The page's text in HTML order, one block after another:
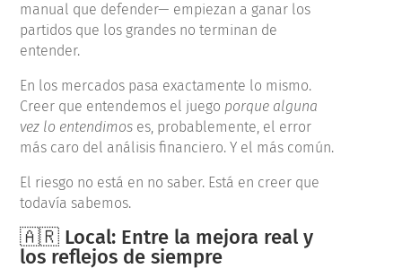
manual que defender— empiezan a ganar los
partidos que los grandes no terminan de
entender.
En los mercados pasa exactamente lo mismo.
Creer que entendemos el juego porque alguna
vez lo entendimos es, probablemente, el error
más caro del análisis financiero. Y el más común.
El riesgo no está en no saber. Está en creer que
todavía sabemos.
🇦🇷 Local: Entre la mejora real y
los reflejos de siempre